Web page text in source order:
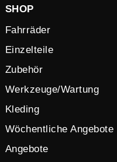
SHOP
Fahrräder
Einzelteile
Zubehör
Werkzeuge/Wartung
Kleding
Wöchentliche Angebote
Angebote